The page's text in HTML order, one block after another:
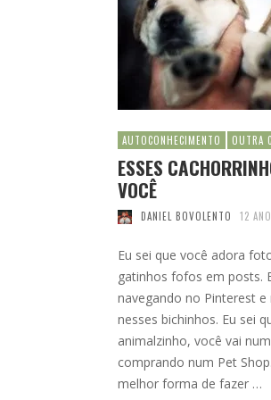
AUTOCONHECIMENTO OUTRA
ESSES
VOCÊ
DANIEL BOVOLENTO 12
Eu sei que você adora
gatinhos fofos em posts.
navegando no Pinterest
nesses bichinhos. Eu sei
animalzinho, você vai
comprando num Pet
melhor forma de fazer …